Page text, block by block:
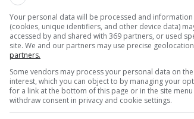
besim, më shumë besim mes nesh,
më shumë
tonë evropian dhe disa shpresojnë
të tjerë shpresojnë se do të kenë
që ne të udhëheqim dhe të jemi një
e jetës së përditshme. Dhe
udhëheqës për të treguar se ne
për të garantuar paqen, sigurinë
Your personal data will be processed and
(cookies, unique identifiers, and other device data)
accessed by and shared with 369 partners, or used
site. We and our partners may use precise
partners.
Some vendors may process your personal data on
interest, which you can object to by managing your
for a link at the bottom of this page or in the site
withdraw consent in privacy and cookie settings.